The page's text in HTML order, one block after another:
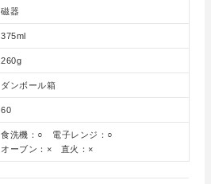
磁器
375ml
260g
ダンボール箱
60
食洗機：○ 電子レンジ：○
オーブン：× 直火：×